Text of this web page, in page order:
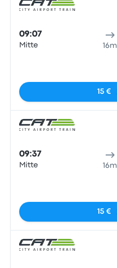
09:07
Mitte 16m
15 €
09:37
Mitte 16m
15 €